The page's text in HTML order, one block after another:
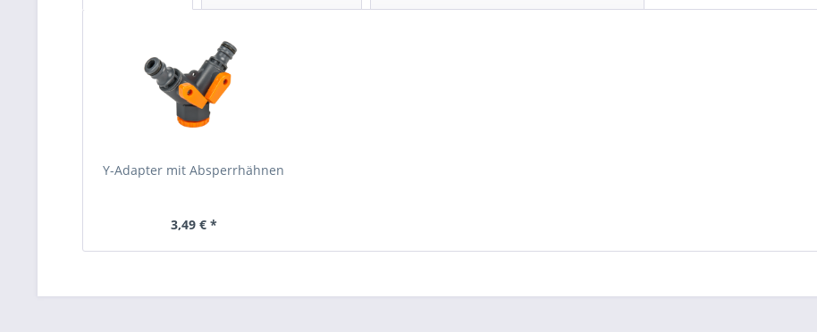
Y-Adapter mit Absperrhähnen
3,49 € *